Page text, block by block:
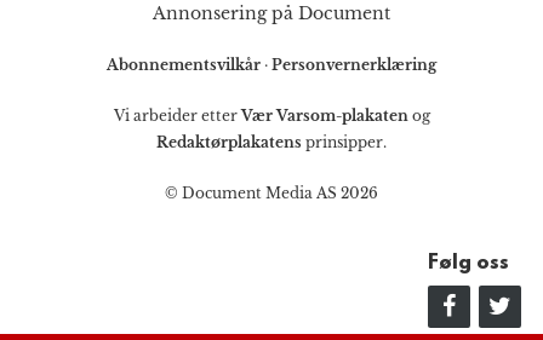
Annonsering på Document
Abonnementsvilkår · Personvernerklæring
Vi arbeider etterVær Varsom-plakatenog
Redaktørplakatens prinsipper.
© Document Media AS 2026
Følg oss